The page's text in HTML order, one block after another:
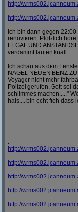
http://
http://
Ich bin dann gegen
renovieren. Plötzlich höre
LEGAL UND
verdammt lauten knall.
Ich schau aus dem
NAGEL NEUEN BENZ
Voyager nicht mehr
Polizei gerufen. Gott sei
schlimmes machen....."
hals.....bin echt froh dass
.
.
.
.
.
http://
http://
http://
http://
http://